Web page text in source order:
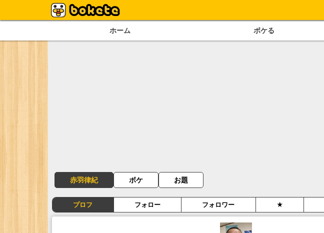
ホーム ボケる
赤羽律紀 ボケ お題
プロフ フォロー フォロワー ★